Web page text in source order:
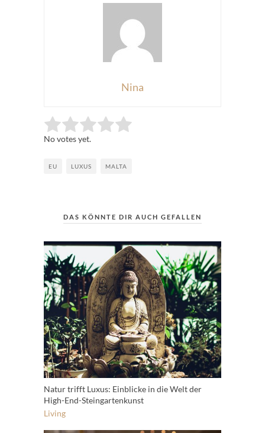
Nina
Rate this item: Submit Rating
No votes yet.
EU LUXUS MALTA
DAS KÖNNTE DIR AUCH GEFALLEN
Natur trifft Luxus: Einblicke in die Welt der
High-End-Steingartenkunst
Living